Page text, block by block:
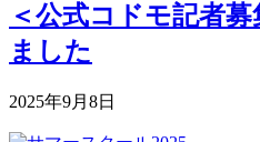
＜公式コドモ記者
ました
2025年9月8日